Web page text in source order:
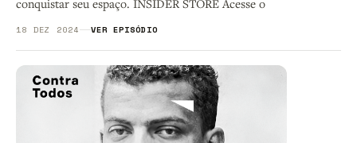
conquistar seu espaço. INSIDER STORE Acesse o
18 DEZ 2024 VER EPISÓDIO